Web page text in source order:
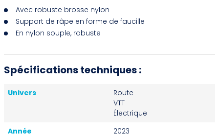
Avec robuste brosse nylon
Support de râpe en forme de faucille
En nylon souple, robuste
Spécifications techniques :
Univers
Route
VTT
Électrique
Année
2023